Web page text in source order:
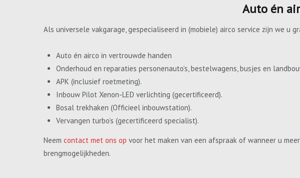
Auto én
Als universele vakgarage, gespecialiseerd in (mobiele) airco service zijn we u
Auto én airco in vertrouwde handen
Onderhoud en reparaties personenauto’s, bestelwagens, busjes en
APK (inclusief roetmeting).
Inbouw Pilot Xenon-LED verlichting (gecertificeerd).
Bosal trekhaken (Officieel inbouwstation).
Vervangen turbo’s (gecertificeerd specialist).
Neem contact met ons op voor het maken van een afspraak of wanneer u
brengmogelijkheden.